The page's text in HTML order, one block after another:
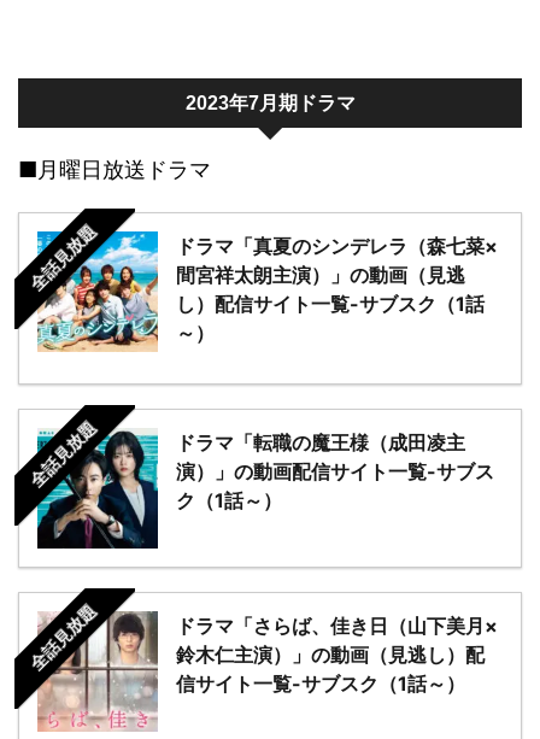
2023年7月期ドラマ
■月曜日放送ドラマ
全話見放題
ドラマ「真夏のシンデレラ（森七菜×
間宮祥太朗主演）」の動画（見逃
し）配信サイト一覧-サブスク（1話
～）
全話見放題
ドラマ「転職の魔王様（成田凌主
演）」の動画配信サイト一覧-サブス
ク（1話～）
全話見放題
ドラマ「さらば、佳き日（山下美月×
鈴木仁主演）」の動画（見逃し）配
信サイト一覧-サブスク（1話～）